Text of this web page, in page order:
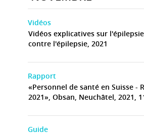
Vidéos
Vidéos explicatives sur
contre l'épilepsie, 2021
Rapport
«Personnel de santé en Suisse -
2021», Obsan, Neuchâtel, 2021,
Guide